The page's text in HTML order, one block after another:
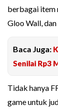
berbagai item
Gloo Wall,
Baca Juga:
Senilai Rp3
Tidak hanya
game untuk